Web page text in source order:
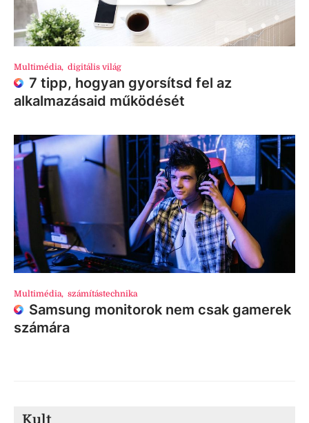
Multimédia, digitális világ
7 tipp, hogyan gyorsítsd fel az
alkalmazásaid működését
Multimédia, számítástechnika
Samsung monitorok nem csak gamerek
számára